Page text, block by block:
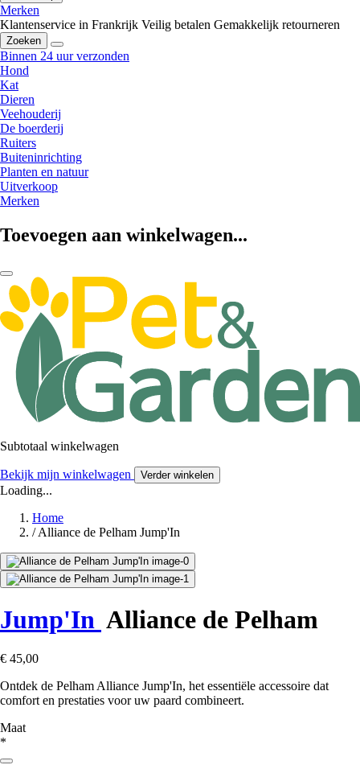
Merken
Klantenservice in Frankrijk Veilig betalen Gemakkelijk retourneren
Zoeken
Binnen 24 uur verzonden
Hond
Kat
Dieren
Veehouderij
De boerderij
Ruiters
Buiteninrichting
Planten en natuur
Uitverkoop
Merken
Toevoegen aan winkelwagen...
Subtotaal winkelwagen
Bekijk mijn winkelwagen Verder winkelen
Loading...
Home
/ Alliance de Pelham Jump'In
Jump'In Alliance de Pelham
€ 45,00
Ontdek de Pelham Alliance Jump'In, het essentiële accessoire dat
comfort en prestaties voor uw paard combineert.
Maat
*